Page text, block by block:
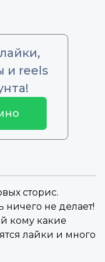
и reels
сторис.
ничего не делает!
кому какие
лайки и много